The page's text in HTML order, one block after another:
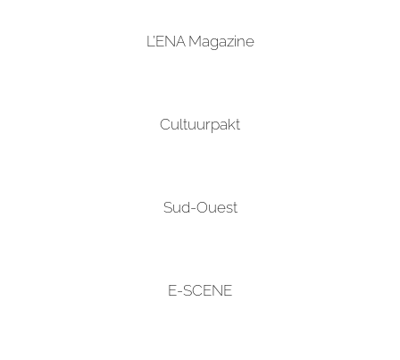
L’ENA Magazine
Cultuurpakt
Sud-Ouest
E-SCENE